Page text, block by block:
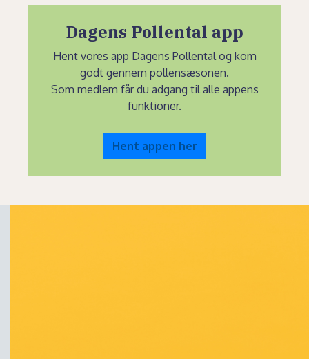
Dagens Pollental app
Hent vores app Dagens Pollental og kom
godt gennem pollensæsonen.
Som medlem får du adgang til alle appens
funktioner.
Hent appen her